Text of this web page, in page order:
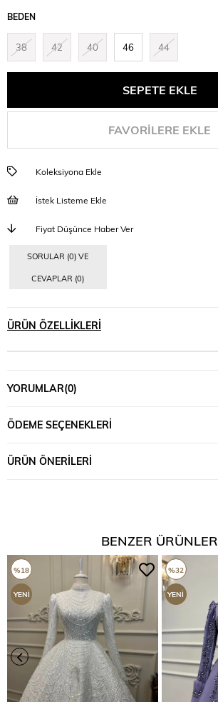
BEDEN
38 42 40 46 44
FAVORILERE EKLE
Koleksiyona Ekle
İstek Listeme Ekle
Fiyat Düşünce Haber Ver
SORULAR (0) VE
CEVAPLAR (0)
ÜRÜN ÖZELLIKLERI
YORUMLAR(0)
ÖDEME SEÇENEKLERI
ÜRÜN ÖNERILERI
BENZER ÜRÜNLER
%18
YENI
ÜRÜN
%32
YENI